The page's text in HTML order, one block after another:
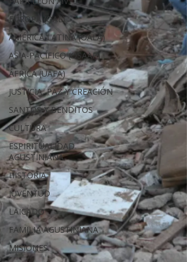
EUROPA (OAE)
AMÉRICA LATINA (OALA)
ASIA-PACÍFICO (OSAAP)
ÁFRICA (UAFA)
JUSTICIA, PAZ Y CREACIÓN
SANTOS Y BENDITOS
CULTURA
ESPIRITUALIDAD
AGUSTINIANA
HISTORIA
JUVENTUD
LAICADO
FAMILIA AGUSTINIANA
MISIONES